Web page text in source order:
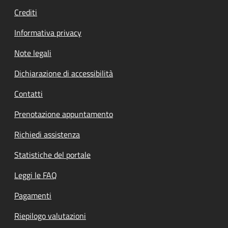
Crediti
Informativa privacy
Note legali
Dichiarazione di accessibilità
Contatti
Prenotazione appuntamento
Richiedi assistenza
Statistiche del portale
Leggi le FAQ
Pagamenti
Riepilogo valutazioni